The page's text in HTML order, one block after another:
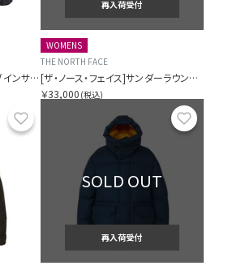
[ザ・ノース・フェイス]CRムーブインサレーションジャケット（ユニセックス）
再入荷受付
WOMENS
THE NORTH FACE
[ザ・ノース・フェイス]サンダーラウンドネックジャケット（レディース）
￥33,000 (税込)
お気に入り
SOLD OUT
再入荷受付